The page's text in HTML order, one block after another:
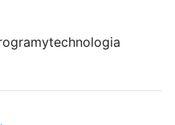
technologia